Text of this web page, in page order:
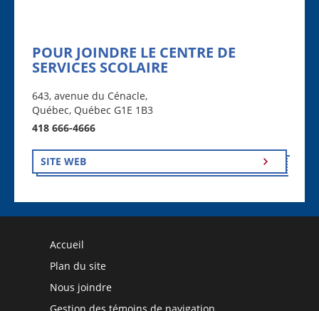
POUR JOINDRE LE CENTRE DE
SERVICES SCOLAIRE
643, avenue du Cénacle,
Québec, Québec G1E 1B3
418 666-4666
SITE WEB
Accueil
Plan du site
Nous joindre